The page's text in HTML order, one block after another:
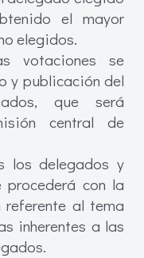
el mayor
elegidos.
votaciones se
y publicación del
que será
central de
los delegados y
con la
al tema
inherentes a las